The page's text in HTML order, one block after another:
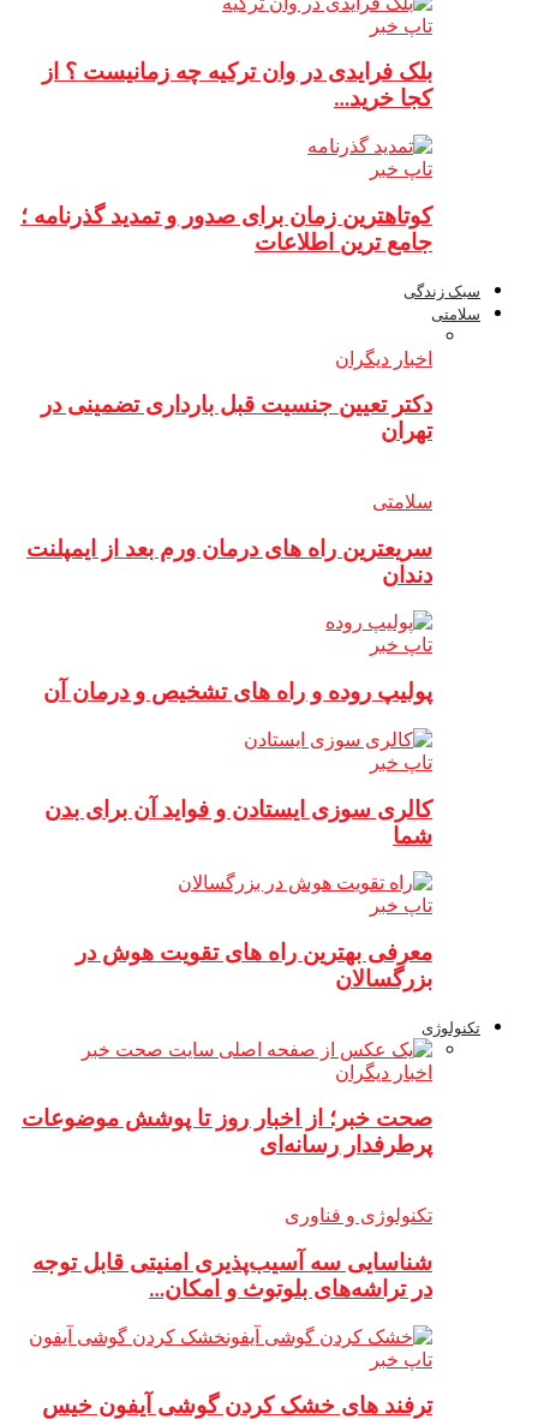
تاپ خبر
بلک فرایدی در وان ترکیه چه زمانیست ؟ از
کجا خرید…
تاپ خبر
کوتاهترین زمان برای صدور و تمدید گذرنامه ؛
جامع ترین اطلاعات
سبک زندگی
سلامتی
اخبار دیگران
دکتر تعیین جنسیت قبل بارداری تضمینی در
تهران
سلامتی
سریعترین راه های درمان ورم بعد از ایمپلنت
دندان
تاپ خبر
پولیپ روده و راه های تشخیص و درمان آن
تاپ خبر
کالری سوزی ایستادن و فواید آن برای بدن
شما
تاپ خبر
معرفی بهترین راه های تقویت هوش در
بزرگسالان
تکنولوژی
اخبار دیگران
صحت خبر؛ از اخبار روز تا پوشش موضوعات
پرطرفدار رسانه‌ای
تکنولوژی و فناوری
شناسایی سه آسیب‌پذیری امنیتی قابل توجه
در تراشه‌های بلوتوث و امکان…
تاپ خبر
ترفند های خشک کردن گوشی آیفون خیس